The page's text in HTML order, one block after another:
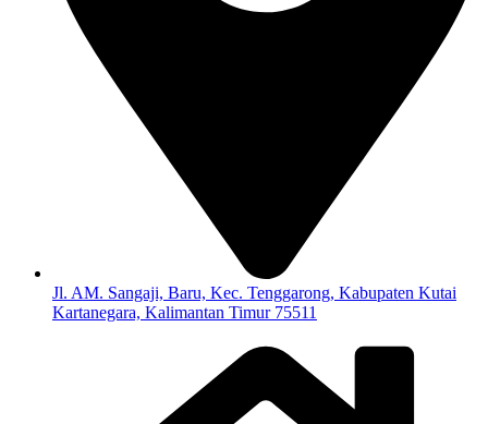
Jl. AM. Sangaji, Baru, Kec. Tenggarong, Kabupaten Kutai
Kartanegara, Kalimantan Timur 75511